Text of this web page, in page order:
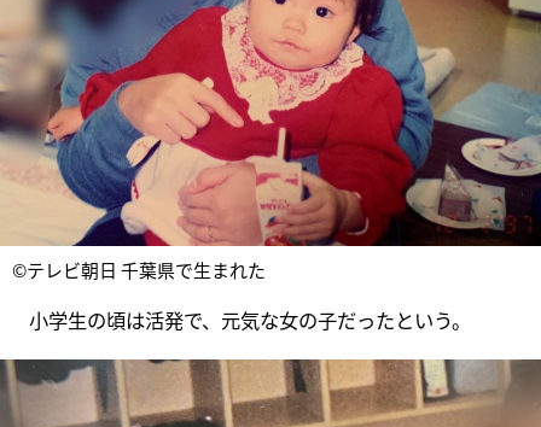
©テレビ朝日 千葉県で生まれた
小学生の頃は活発で、元気な女の子だったという。